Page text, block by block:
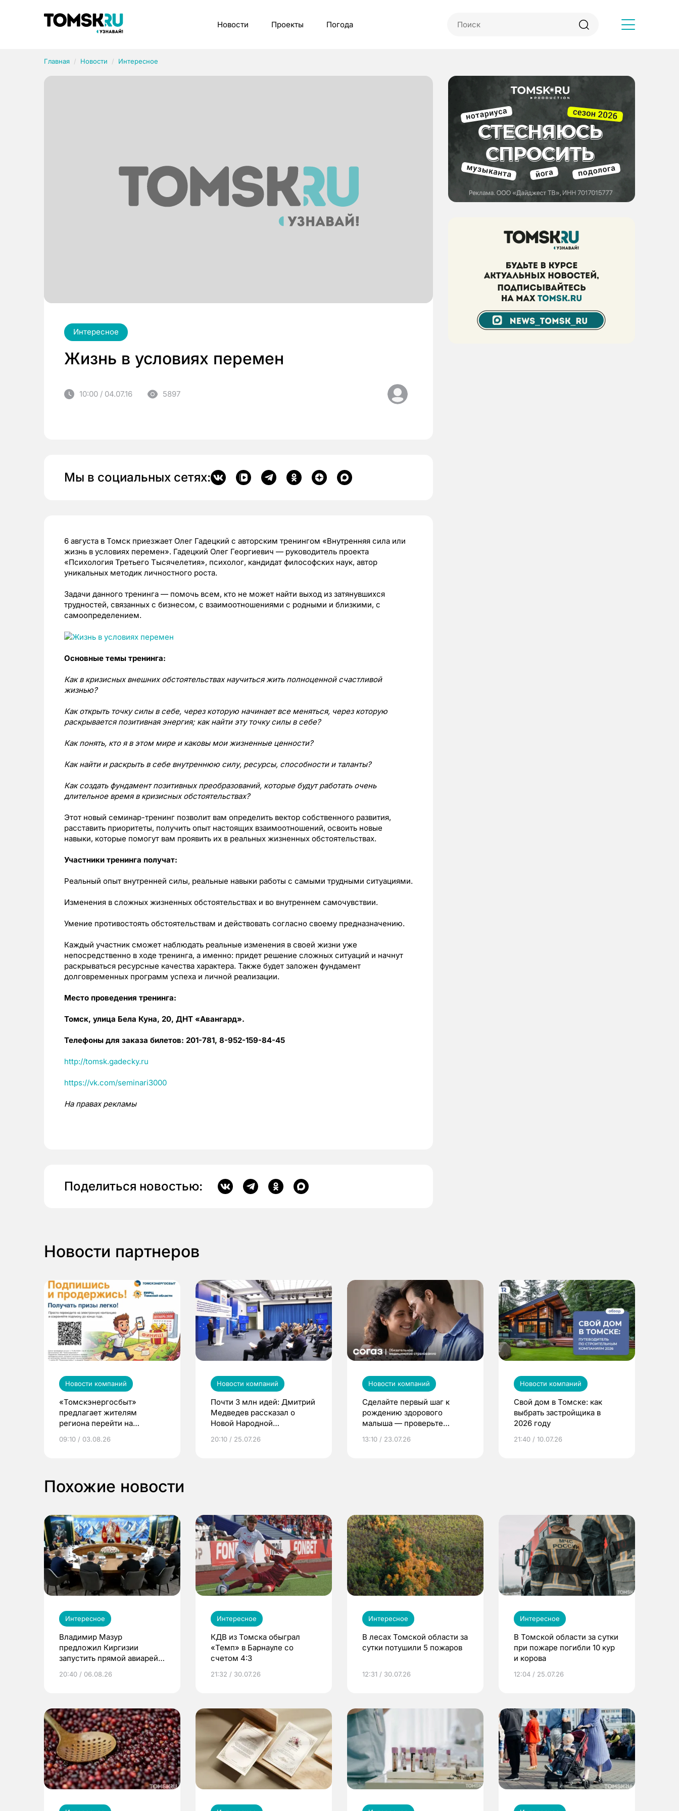
Новости Проекты Погода
Главная Новости Интересное
Интересное
Жизнь в условиях перемен
10:00 / 04.07.16 5897
Мы в социальных сетях:
6 августа в Томск приезжает Олег Гадецкий с авторским тренингом «Внутренняя сила или
жизнь в условиях перемен». Гадецкий Олег Георгиевич — руководитель проекта
«Психология Третьего Тысячелетия», психолог, кандидат философских наук, автор
уникальных методик личностного роста.
Задачи данного тренинга — помочь всем, кто не может найти выход из затянувшихся
трудностей, связанных с бизнесом, с взаимоотношениями с родными и близкими, с
самоопределением.
Основные темы тренинга:
Как в кризисных внешних обстоятельствах научиться жить полноценной счастливой
жизнью?
Как открыть точку силы в себе, через которую начинает все меняться, через которую
раскрывается позитивная энергия; как найти эту точку силы в себе?
Как понять, кто я в этом мире и каковы мои жизненные ценности?
Как найти и раскрыть в себе внутреннюю силу, ресурсы, способности и таланты?
Как создать фундамент позитивных преобразований, которые будут работать очень
длительное время в кризисных обстоятельствах?
Этот новый семинар-тренинг позволит вам определить вектор собственного развития,
расставить приоритеты, получить опыт настоящих взаимоотношений, освоить новые
навыки, которые помогут вам проявить их в реальных жизненных обстоятельствах.
Участники тренинга получат:
Реальный опыт внутренней силы, реальные навыки работы с самыми трудными ситуациями.
Изменения в сложных жизненных обстоятельствах и во внутреннем самочувствии.
Умение противостоять обстоятельствам и действовать согласно своему предназначению.
Каждый участник сможет наблюдать реальные изменения в своей жизни уже
непосредственно в ходе тренинга, а именно: придет решение сложных ситуаций и начнут
раскрываться ресурсные качества характера. Также будет заложен фундамент
долговременных программ успеха и личной реализации.
Место проведения тренинга:
Томск, улица Бела Куна, 20, ДНТ «Авангард».
Телефоны для заказа билетов: 201-781, 8-952-159-84-45
http://tomsk.gadecky.ru
https://vk.com/seminari3000
На правах рекламы
Поделиться новостью:
Новости партнеров
Новости компаний
«Томскэнергосбыт»
предлагает жителям
региона перейти на
выиграть призы
09:10 / 03.08.26
Новости компаний
Почти 3 млн идей: Дмитрий
Медведев рассказал о
Новой Народной
20:10 / 25.07.26
Новости компаний
Сделайте первый шаг к
рождению здорового
малыша — проверьте
по ОМС!
13:10 / 23.07.26
Новости компаний
Свой дом в Томске: как
выбрать застройщика в
2026 году
21:40 / 10.07.26
Похожие новости
Интересное
Владимир Мазур
предложил Киргизии
запустить прямой авиарейс
20:40 / 06.08.26
Интересное
КДВ из Томска обыграл
«Темп» в Барнауле со
счетом 4:3
21:32 / 30.07.26
Интересное
В лесах Томской области за
сутки потушили 5 пожаров
12:31 / 30.07.26
Интересное
В Томской области за сутки
при пожаре погибли 10 кур
и корова
12:04 / 25.07.26
Рубрики